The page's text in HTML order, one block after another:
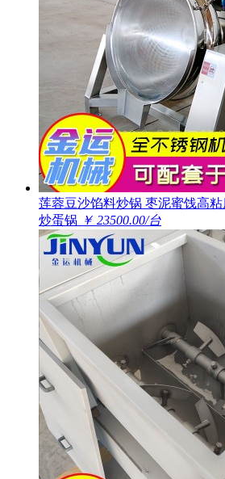
莲蓉豆沙馅料炒锅 枣泥蜜饯高
炒蛋锅 ￥ 23500.00/台